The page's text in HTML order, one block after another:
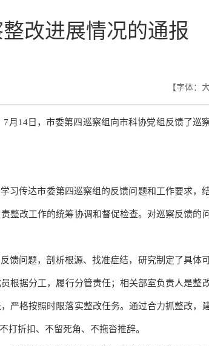
改进展情况的通报
【字体：
月14日，市委第四巡察组向市科协党组反馈了巡
习传达市委第四巡察组的反馈问题和工作要求，
整改工作的统筹协调和督促检查。对巡察反馈的
馈问题，剖析根源、找准症结，研究制定了具体
根据分工，履行分管责任；相关部室负责人是整
严格按照时限落实整改任务。通过合力抓整改，
打折扣、不留死角、不拖沓推辞。